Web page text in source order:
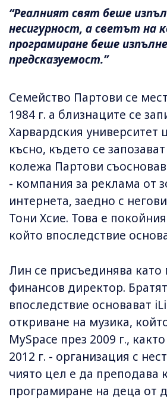
“Реалният свят беше
несигурност, а светът
програмиране беше
предсказуемост.”
Семейство Партови се
1984 г. а близнаците се
Харвардския университет
късно, където се
колежа Партови
- компания за реклама от
интернета, заедно с
Тони Хсие. Това е
който впоследствие
Лин се присъединява като
финансов директор.
впоследствие основават
откриване на музика,
MySpace през 2009 г.,
2012 г. - организация с
чиято цел е да преподава
програмиране на деца от